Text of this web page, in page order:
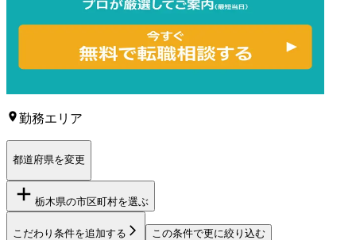
勤務エリア
都道府県を変更
栃木県の市区町村を選ぶ
こだわり条件を追加する この条件で更に絞り込む